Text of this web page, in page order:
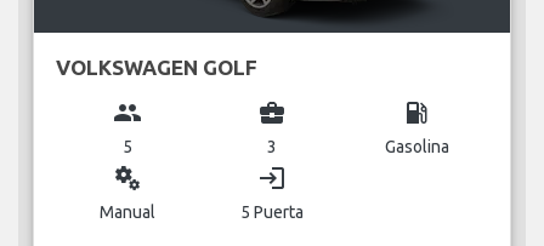
VOLKSWAGEN GOLF
group
5
business_center
3
local_gas_station
Gasolina
miscellaneous_services
Manual
login
5 Puerta